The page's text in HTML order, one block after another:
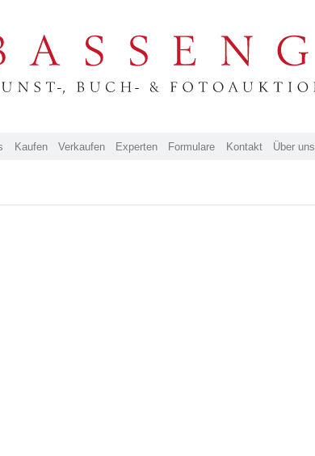
Kaufen Verkaufen Experten Formulare Kontakt Über uns